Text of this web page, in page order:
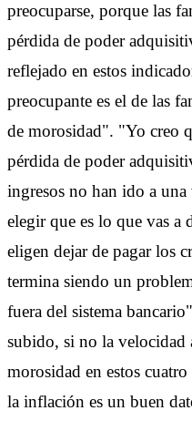
preocuparse, porque las
pérdida de poder
reflejado en estos
preocupante es el de las
de morosidad". "Yo creo
pérdida de poder
ingresos no han ido a
elegir que es lo que vas a
eligen dejar de pagar los
termina siendo un
fuera del sistema
subido, si no la velocidad
morosidad en estos
la inflación es un buen